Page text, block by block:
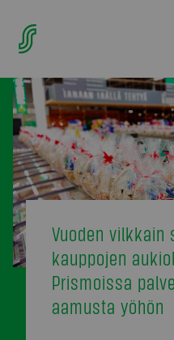
Vuoden vilkkain
kauppojen
Prismoissa
aamusta yöhön